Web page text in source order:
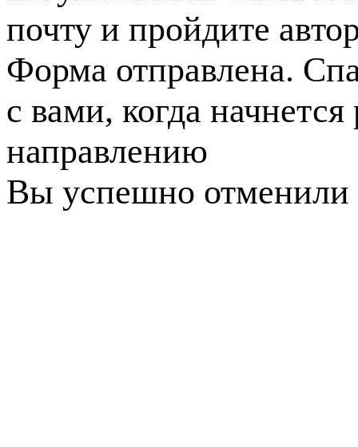
почту и пройдите
Форма отправлена.
с вами, когда
направлению
Вы успешно отменили